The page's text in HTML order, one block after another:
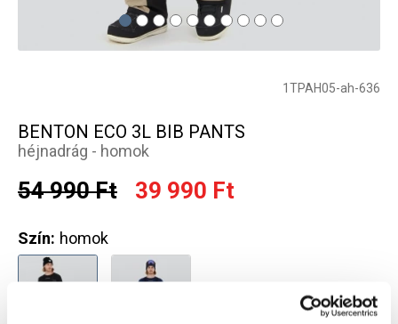
1TPAH05-ah-636
BENTON ECO 3L BIB PANTS
héjnadrág - homok
54 990 Ft 39 990 Ft
Szín: homok